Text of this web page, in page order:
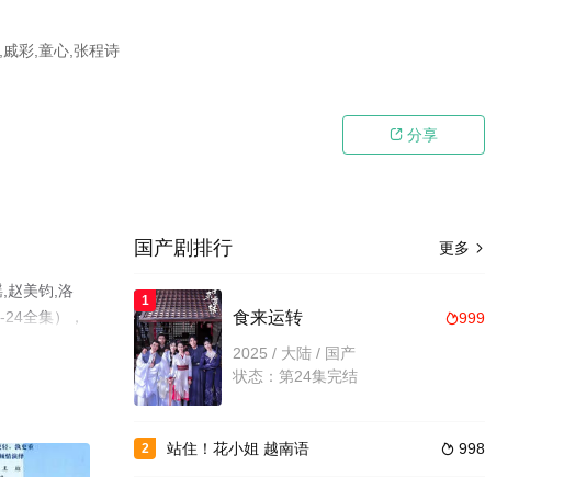
彩,童心,张程诗
 分享
赵美钧,洛
全集），
。
更多 
国产剧排行
1
999
食来运转
2025 / 大陆 / 国产
状态：第24集完结
2  998
站住！花小姐 越南语